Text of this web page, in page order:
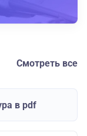
Смотреть все
в pdf